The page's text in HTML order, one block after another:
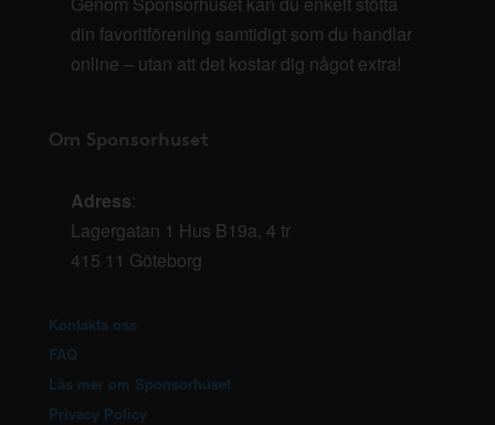
din favoritförening samtidigt som du handlar
online – utan att det kostar dig något extra!
Om Sponsorhuset
Adress:
Lagergatan 1 Hus B19a, 4 tr
415 11 Göteborg
Kontakta oss
FAQ
Läs mer om Sponsorhuset
Privacy Policy